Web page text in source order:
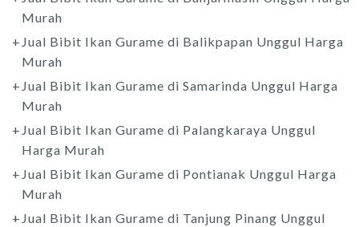
Murah
Jual Bibit Ikan Gurame di Balikpapan Unggul Harga
Murah
Jual Bibit Ikan Gurame di Samarinda Unggul Harga
Murah
Jual Bibit Ikan Gurame di Palangkaraya Unggul
Harga Murah
Jual Bibit Ikan Gurame di Pontianak Unggul Harga
Murah
Jual Bibit Ikan Gurame di Tanjung Pinang Unggul